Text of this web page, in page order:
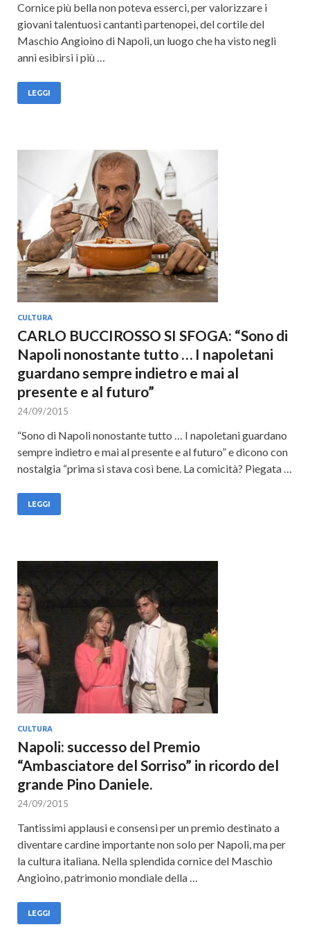
Cornice più bella non poteva esserci, per valorizzare i
giovani talentuosi cantanti partenopei, del cortile del
Maschio Angioino di Napoli, un luogo che ha visto negli
anni esibirsi i più …
LEGGI
CULTURA
CARLO BUCCIROSSO SI SFOGA: “Sono di
Napoli nonostante tutto … I napoletani
guardano sempre indietro e mai al
presente e al futuro”
24/09/2015
“Sono di Napoli nonostante tutto … I napoletani guardano
sempre indietro e mai al presente e al futuro” e dicono con
nostalgia “prima si stava così bene. La comicità? Piegata …
LEGGI
CULTURA
Napoli: successo del Premio
“Ambasciatore del Sorriso” in ricordo del
grande Pino Daniele.
24/09/2015
Tantissimi applausi e consensi per un premio destinato a
diventare cardine importante non solo per Napoli, ma per
la cultura italiana. Nella splendida cornice del Maschio
Angioino, patrimonio mondiale della …
LEGGI